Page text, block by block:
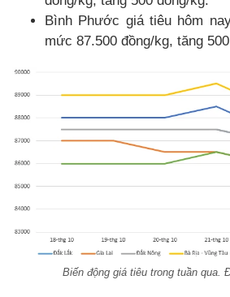
Bình Phước giá tiêu hôm
mức 87.500 đồng/kg, tăng
Biến động giá tiêu trong tuần qua.